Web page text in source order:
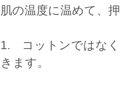
肌の温度に温めて、
1. コットンではなく
きます。